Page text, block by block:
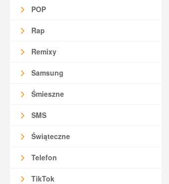
POP
Rap
Remixy
Samsung
Śmieszne
SMS
Świąteczne
Telefon
TikTok